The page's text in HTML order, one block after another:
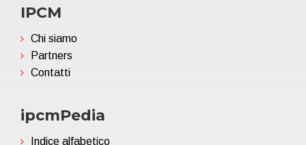
IPCM
Chi siamo
Partners
Contatti
ipcmPedia
Indice alfabetico